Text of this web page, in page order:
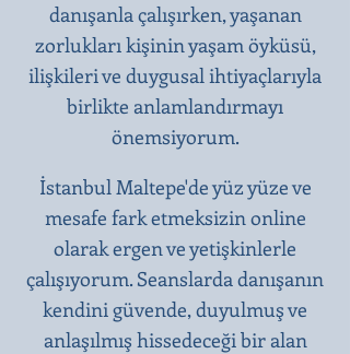
danışanla çalışırken, yaşanan
zorlukları kişinin yaşam öyküsü,
ilişkileri ve duygusal ihtiyaçlarıyla
birlikte anlamlandırmayı
önemsiyorum.
İstanbul Maltepe'de yüz yüze ve
mesafe fark etmeksizin online
olarak ergen ve yetişkinlerle
çalışıyorum. Seanslarda danışanın
kendini güvende, duyulmuş ve
anlaşılmış hissedeceği bir alan